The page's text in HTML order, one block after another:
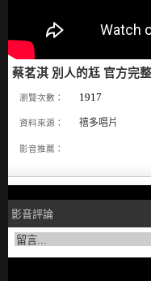
蔡茗淇 別人的尪 官方完
瀏覽次數： 1917
資料來源： 禧多唱片
影音推薦：
影音評論